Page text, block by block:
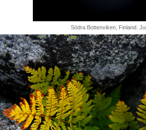
Södra Bottenviken, Finland.